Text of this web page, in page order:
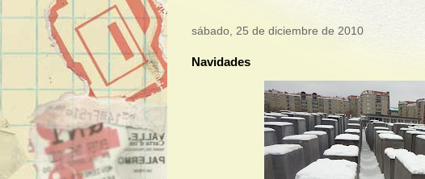
sábado, 25 de diciembre de 2010
Navidades